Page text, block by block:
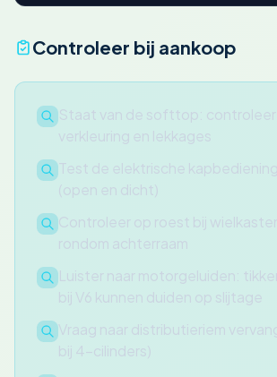
Controleer bij aankoop
Staat van de softtop: controleer
verkleuring en lekkages
Test de elektrische
(open en dicht)
Controleer op roest bij
rondom achterraam
Luister naar motorgeluiden:
bij V6 kunnen duiden op slijtage
Vraag naar distributieriem
bij 4-cilinders)